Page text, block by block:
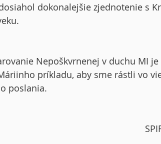
dokonalejšie zjednotenie s
Nepoškvrnenej v duchu MI
príkladu, aby sme rástli vo
poslania.